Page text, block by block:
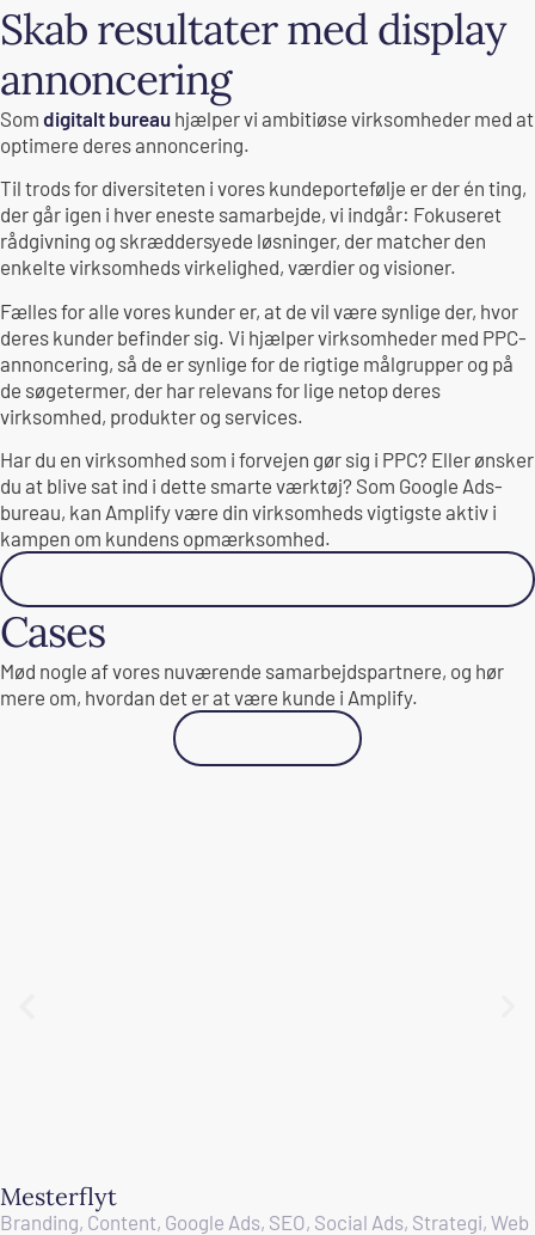
Skab resultater med display
annoncering
Som digitalt bureau hjælper vi ambitiøse virksomheder med at
optimere deres annoncering.
Til trods for diversiteten i vores kundeportefølje er der én ting,
der går igen i hver eneste samarbejde, vi indgår: Fokuseret
rådgivning og skræddersyede løsninger, der matcher den
enkelte virksomheds virkelighed, værdier og visioner.
Fælles for alle vores kunder er, at de vil være synlige der, hvor
deres kunder befinder sig. Vi hjælper virksomheder med PPC-
annoncering, så de er synlige for de rigtige målgrupper og på
de søgetermer, der har relevans for lige netop deres
virksomhed, produkter og services.
Har du en virksomhed som i forvejen gør sig i PPC? Eller ønsker
du at blive sat ind i dette smarte værktøj? Som Google Ads-
bureau, kan Amplify være din virksomheds vigtigste aktiv i
kampen om kundens opmærksomhed.
Cases
Mød nogle af vores nuværende samarbejdspartnere, og hør
mere om, hvordan det er at være kunde i Amplify.
Mesterflyt
Branding, Content, Google Ads, SEO, Social Ads, Strategi, Web